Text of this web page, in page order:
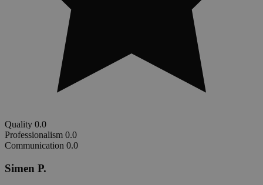
Quality 0.0
Professionalism 0.0
Communication 0.0
Simen P.